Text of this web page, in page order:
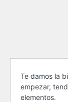
Antes
de
Te damos la
empezar,
elementos.